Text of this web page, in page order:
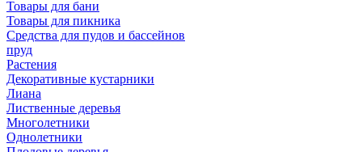
Товары для бани
Товары для пикника
Средства для пудов и бассейнов
пруд
Растения
Декоративные кустарники
Лиана
Лиственные деревья
Многолетники
Однолетники